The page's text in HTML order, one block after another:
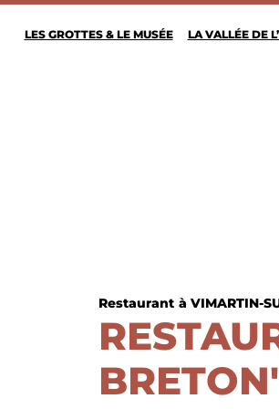
LES GROTTES & LE MUSÉE LA VALLÉE DE
Restaurant à VIMARTIN-